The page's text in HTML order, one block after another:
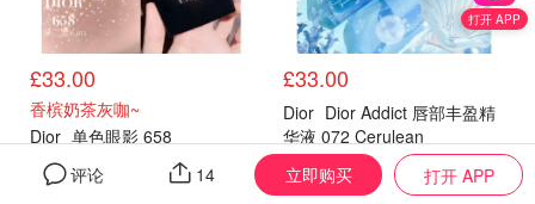
£33.00
香槟奶茶灰咖~
Dior 单色眼影 658
@dealmoon.co.uk
£33.00
Dior Dior Addict 唇部丰盈精
华液 072 Cerulean
@dealmoon.co.uk
打开 APP
评论 14 立即购买 打开 APP